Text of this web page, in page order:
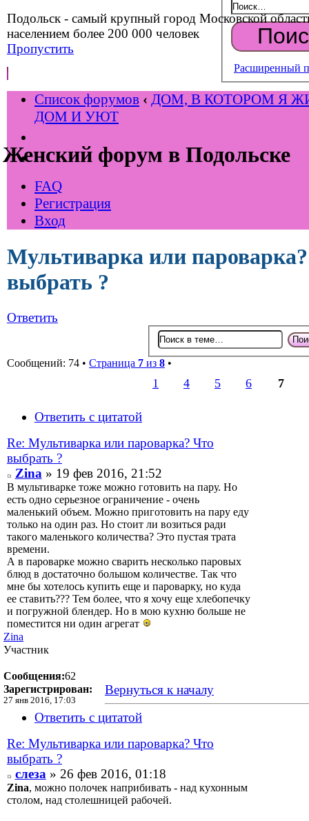
Подольск - самый крупный город Московской
населением более 200 000 человек
Пропустить
Женский форум в Подольске
Расширенный
Список форумов ‹ ДОМ, В КОТОРОМ Я
ДОМ И УЮТ
FAQ
Регистрация
Вход
Мультиварка или
выбрать ?
Ответить
Сообщений: 74 • Страница 7 из 8 •
1 4 5 6 7
Ответить с цитатой
Re: Мультиварка или пароварка? Что
выбрать ?
Zina» 19 фев 2016, 21:52
В мультиварке тоже можно готовить на пару. Но
есть одно серьезное ограничение - очень
маленький объем. Можно приготовить на пару еду
только на один раз. Но стоит ли возиться ради
такого маленького количества? Это пустая трата
времени.
А в пароварке можно сварить несколько паровых
блюд в достаточно большом количестве. Так что
мне бы хотелось купить еще и пароварку, но куда
ее ставить??? Тем более, что я хочу еще хлебопечку
и погружной блендер. Но в мою кухню больше не
поместится ни один агрегат
Zina
Участник
Сообщения:62
Зарегистрирован:
27 янв 2016, 17:03
Вернуться к началу
Ответить с цитатой
Re: Мультиварка или пароварка? Что
выбрать ?
слеза» 26 фев 2016, 01:18
Zina, можно полочек наприбивать - над кухонным
столом, над столешницей рабочей.